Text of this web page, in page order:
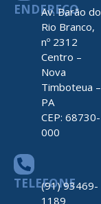
ENDEREÇO
Av. Barão do
Rio Branco,
nº 2312
Centro –
Nova
Timboteua –
PA
CEP: 68730-
000
TELEFONE
(91) 93469-
1189